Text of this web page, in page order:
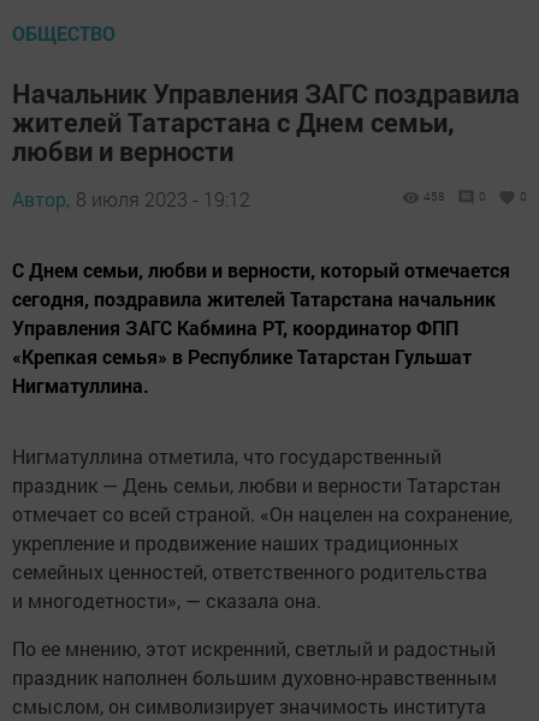
ОБЩЕСТВО
Начальник Управления ЗАГС поздравила
жителей Татарстана с Днем семьи,
любви и верности
Автор, 8 июля 2023 - 19:12 458 0 0
С Днем семьи, любви и верности, который отмечается
сегодня, поздравила жителей Татарстана начальник
Управления ЗАГС Кабмина РТ, координатор ФПП
«Крепкая семья» в Республике Татарстан Гульшат
Нигматуллина.
Нигматуллина отметила, что государственный
праздник — День семьи, любви и верности Татарстан
отмечает со всей страной. «Он нацелен на сохранение,
укрепление и продвижение наших традиционных
семейных ценностей, ответственного родительства
и многодетности», — сказала она.
По ее мнению, этот искренний, светлый и радостный
праздник наполнен большим духовно-нравственным
смыслом, он символизирует значимость института